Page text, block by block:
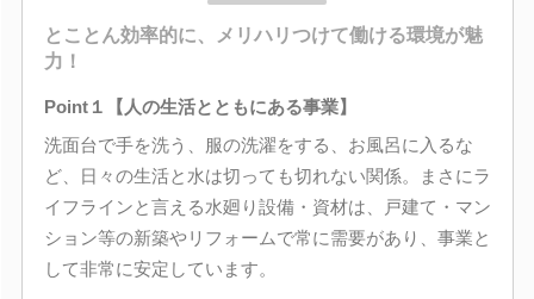
とことん効率的に、メリハリつけて働ける環境が魅
力！
Point１【人の生活とともにある事業】
洗面台で手を洗う、服の洗濯をする、お風呂に入るな
ど、日々の生活と水は切っても切れない関係。まさにラ
イフラインと言える水廻り設備・資材は、戸建て・マン
ション等の新築やリフォームで常に需要があり、事業と
して非常に安定しています。